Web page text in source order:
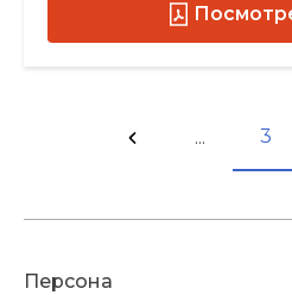
... 3
Персона